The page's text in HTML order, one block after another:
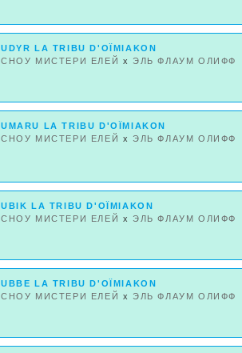
UDYR LA TRIBU D'OÏMIAKON
СНОУ МИСТЕРИ ЕЛЕЙ x ЭЛЬ ФЛАУМ ОЛИФФ
UMARU LA TRIBU D'OÏMIAKON
СНОУ МИСТЕРИ ЕЛЕЙ x ЭЛЬ ФЛАУМ ОЛИФФ
UBIK LA TRIBU D'OÏMIAKON
СНОУ МИСТЕРИ ЕЛЕЙ x ЭЛЬ ФЛАУМ ОЛИФФ
UBBE LA TRIBU D'OÏMIAKON
СНОУ МИСТЕРИ ЕЛЕЙ x ЭЛЬ ФЛАУМ ОЛИФФ